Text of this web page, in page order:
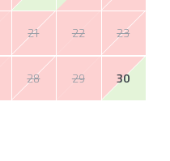
21 22 23
28 29 30